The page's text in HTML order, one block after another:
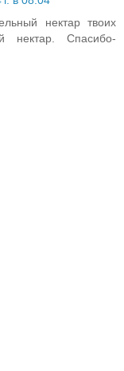
нектар твоих
нектар. Спасибо-